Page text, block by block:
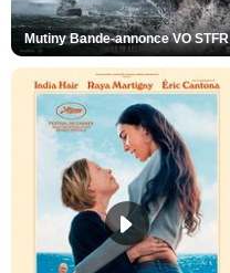
Mutiny Bande-annonce VO STFR